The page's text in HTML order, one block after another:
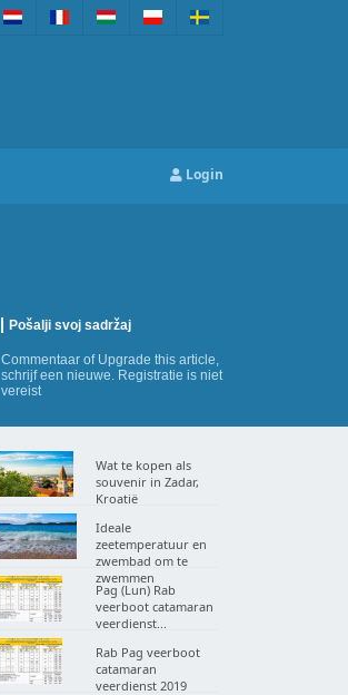
Login
Pošalji svoj sadržaj
Commentaar of Upgrade this article,
schrijf een nieuwe. Registratie is niet
vereist
Wat te kopen als
souvenir in Zadar,
Kroatië
Ideale
zeetemperatuur en
zwembad om te
zwemmen
Pag (Lun) Rab
veerboot catamaran
veerdienst...
Rab Pag veerboot
catamaran
veerdienst 2019